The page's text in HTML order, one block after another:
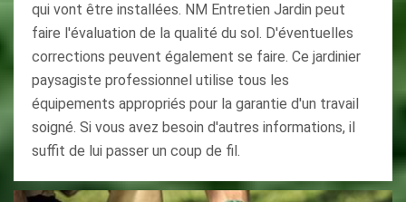
qui vont être installées. NM Entretien Jardin peut
faire l'évaluation de la qualité du sol. D'éventuelles
corrections peuvent également se faire. Ce jardinier
paysagiste professionnel utilise tous les
équipements appropriés pour la garantie d'un travail
soigné. Si vous avez besoin d'autres informations, il
suffit de lui passer un coup de fil.